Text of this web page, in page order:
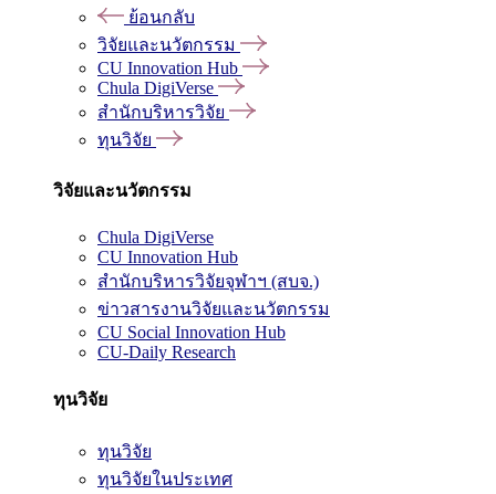
ย้อนกลับ
วิจัยและนวัตกรรม
CU Innovation Hub
Chula DigiVerse
สำนักบริหารวิจัย
ทุนวิจัย
วิจัยและนวัตกรรม
Chula DigiVerse
CU Innovation Hub
สำนักบริหารวิจัยจุฬาฯ (สบจ.)
ข่าวสารงานวิจัยและนวัตกรรม
CU Social Innovation Hub
CU-Daily Research
ทุนวิจัย
ทุนวิจัย
ทุนวิจัยในประเทศ